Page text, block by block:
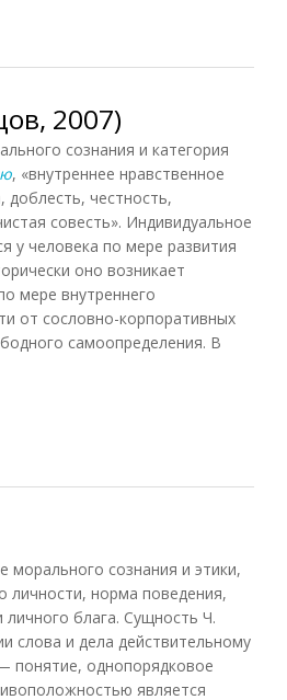
2007)
сознания и категория
, «внутреннее нравственное
доблесть, честность,
совесть». Индивидуальное
у человека по мере развития
оно возникает
мере внутреннего
от сословно-корпоративных
самоопределения. В
сознания и этики,
личности, норма поведения,
личного блага. Сущность Ч.
слова и дела действительному
однопорядковое
является